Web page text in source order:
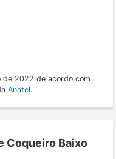
de 2022 de acordo com
Anatel.
Coqueiro Baixo